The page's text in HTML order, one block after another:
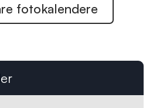
fotokalendere